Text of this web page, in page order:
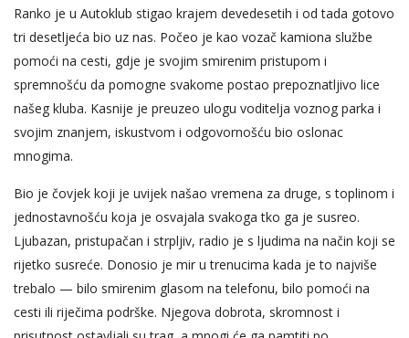
Ranko je u Autoklub stigao krajem devedesetih i od tada gotovo
tri desetljeća bio uz nas. Počeo je kao vozač kamiona službe
pomoći na cesti, gdje je svojim smirenim pristupom i
spremnošću da pomogne svakome postao prepoznatljivo lice
našeg kluba. Kasnije je preuzeo ulogu voditelja voznog parka i
svojim znanjem, iskustvom i odgovornošću bio oslonac
mnogima.
Bio je čovjek koji je uvijek našao vremena za druge, s toplinom i
jednostavnošću koja je osvajala svakoga tko ga je susreo.
Ljubazan, pristupačan i strpljiv, radio je s ljudima na način koji se
rijetko susreće. Donosio je mir u trenucima kada je to najviše
trebalo — bilo smirenim glasom na telefonu, bilo pomoći na
cesti ili riječima podrške. Njegova dobrota, skromnost i